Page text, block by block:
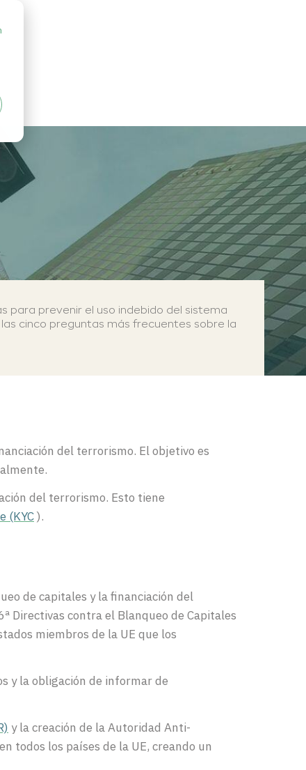
para prevenir el uso indebido del sistema
cinco preguntas más frecuentes sobre la
del terrorismo. El objetivo es
del terrorismo. Esto tiene
(KYC).
de capitales y la financiación del
Directivas contra el Blanqueo de Capitales
miembros de la UE que los
y la obligación de informar de
y la creación de la Autoridad Anti-
todos los países de la UE, creando un